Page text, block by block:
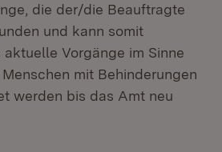
die der/die Beauftragte
und kann somit
Vorgänge im Sinne
mit Behinderungen
werden bis das Amt neu